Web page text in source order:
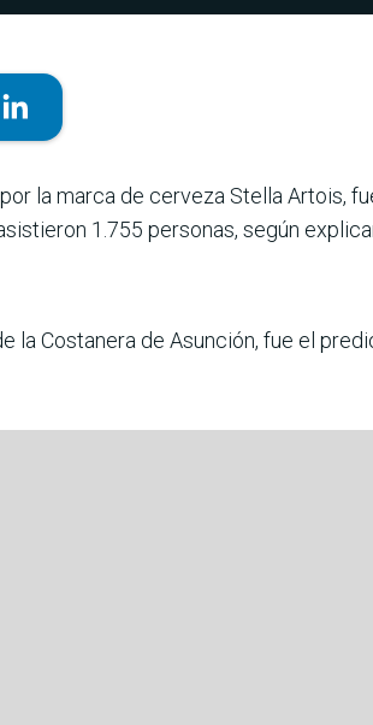
la marca de cerveza Stella Artois,
1.755 personas, según
la Costanera de Asunción, fue el